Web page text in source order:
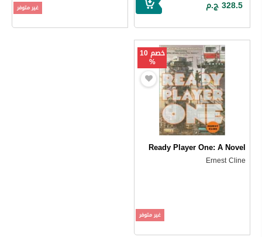
328.5 ج.م غير متوفر
خصم 10
%
Ready Player One: A Novel
Ernest Cline
غير متوفر